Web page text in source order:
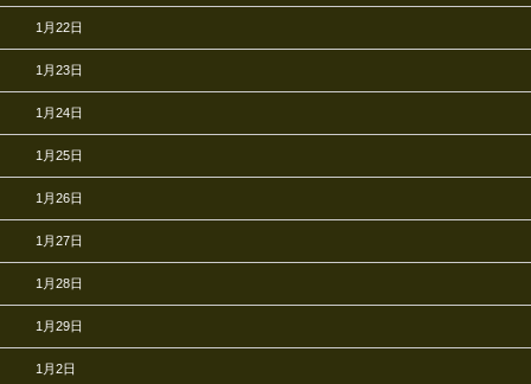
1月22日
1月23日
1月24日
1月25日
1月26日
1月27日
1月28日
1月29日
1月2日